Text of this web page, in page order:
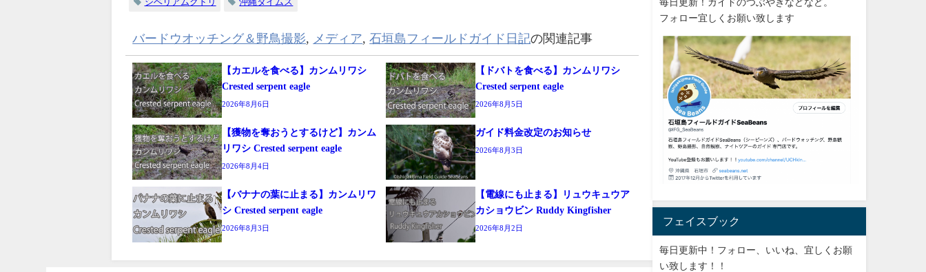
バードウオッチング＆野鳥撮影, メディア,石垣島フィールドガイド日記の関連記事
【カエルを食べる】カンムリワシ
Crested serpent eagle
2026年8月6日
【ドバトを食べる】カンムリワシ
Crested serpent eagle
2026年8月5日
【獲物を奪おうとするけど】カンム
リワシ Crested serpent eagle
2026年8月4日
ガイド料金改定のお知らせ
2026年8月3日
【バナナの葉に止まる】カンムリワ
シ Crested serpent eagle
2026年8月3日
【電線にも止まる】リュウキュウア
カショウビン Ruddy Kingfisher
2026年8月2日
毎日更新！ガイドのつぶやきなどなど。
フォロー宜しくお願い致します
フェイスブック
毎日更新中！フォロー、いいね、宜しくお願
い致します！！